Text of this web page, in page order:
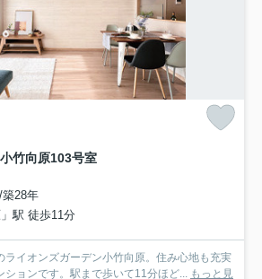
竹向原103号室
28年
駅 徒歩11分
ライオンズガーデン小竹向原。住み心地も充実
ションです。駅まで歩いて11分ほど... もっと見